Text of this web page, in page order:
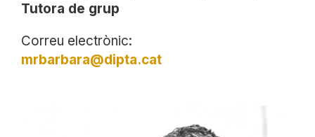
Tutora de grup
Correu electrònic:
mrbarbara@dipta.cat